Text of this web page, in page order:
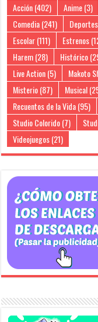
Acción(402) Anime(3)
Comedia(241) Deportes
Escolar(111) Estrenos
Harem(28) Histórico
Live Action(5) Makoto
Misterio(87) Musical
Recuentos de la Vida(95)
Studio Colorido(7)
Videojuegos(21)